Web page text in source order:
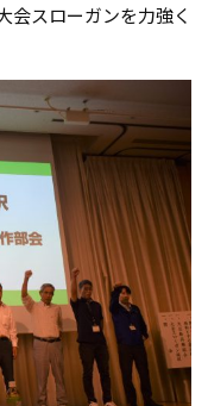
会スローガンを力強く